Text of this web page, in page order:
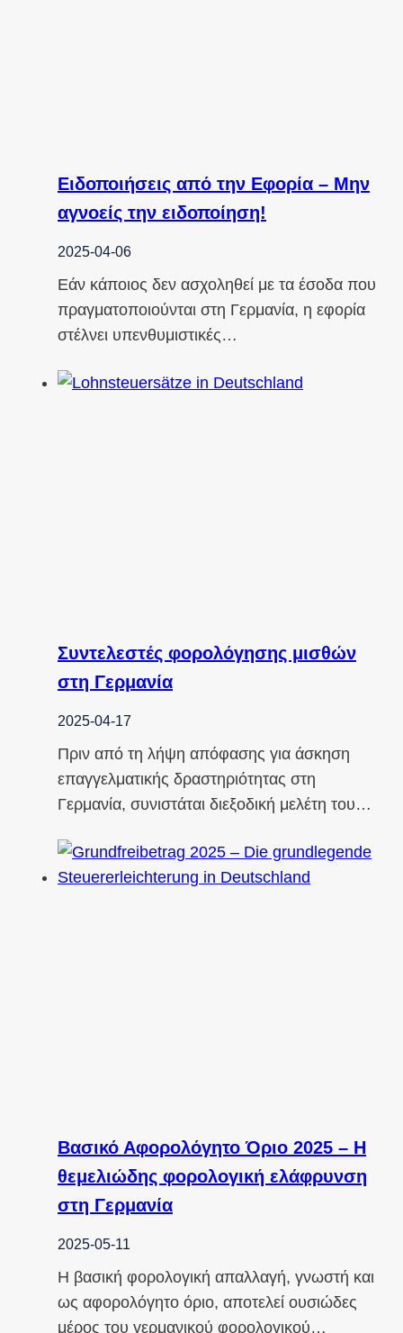
Ειδοποιήσεις από την Εφορία – Μην
αγνοείς την ειδοποίηση!
2025-04-06
Εάν κάποιος δεν ασχοληθεί με τα έσοδα που
πραγματοποιούνται στη Γερμανία, η εφορία
στέλνει υπενθυμιστικές…
Συντελεστές φορολόγησης μισθών
στη Γερμανία
2025-04-17
Πριν από τη λήψη απόφασης για άσκηση
επαγγελματικής δραστηριότητας στη
Γερμανία, συνιστάται διεξοδική μελέτη του…
Βασικό Αφορολόγητο Όριο 2025 – Η
θεμελιώδης φορολογική ελάφρυνση
στη Γερμανία
2025-05-11
Η βασική φορολογική απαλλαγή, γνωστή και
ως αφορολόγητο όριο, αποτελεί ουσιώδες
μέρος του γερμανικού φορολογικού…